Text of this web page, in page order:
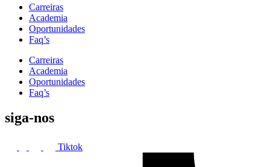
Carreiras
Academia
Oportunidades
Faq’s
Carreiras
Academia
Oportunidades
Faq’s
siga-nos
Tiktok